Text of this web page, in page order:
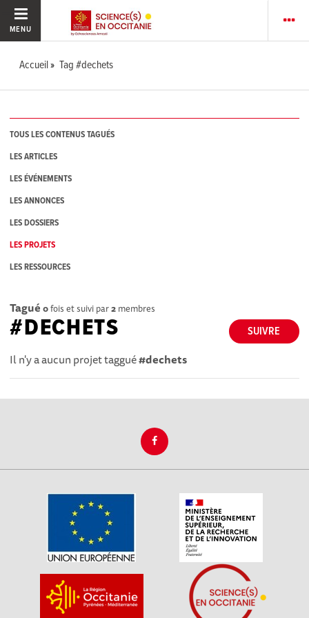
MENU
Accueil Tag #dechets
TOUS LES CONTENUS TAGUÉS
LES ARTICLES
LES ÉVÉNEMENTS
LES ANNONCES
LES DOSSIERS
LES PROJETS
LES RESSOURCES
Tagué 0fois et suivi par2 membres
SUIVRE
#DECHETS
Il n'y a aucun projet taggué#dechets